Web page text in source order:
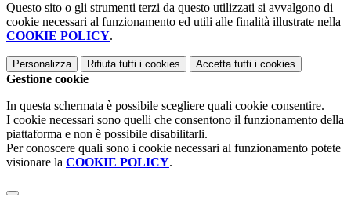
Questo sito o gli strumenti terzi da questo utilizzati si avvalgono di
cookie necessari al funzionamento ed utili alle finalità illustrate nella
COOKIE POLICY.
Personalizza Rifiuta tutti i cookies Accetta tutti i cookies
Gestione cookie
In questa schermata è possibile scegliere quali cookie consentire.
I cookie necessari sono quelli che consentono il funzionamento della
piattaforma e non è possibile disabilitarli.
Per conoscere quali sono i cookie necessari al funzionamento potete
visionare la COOKIE POLICY.